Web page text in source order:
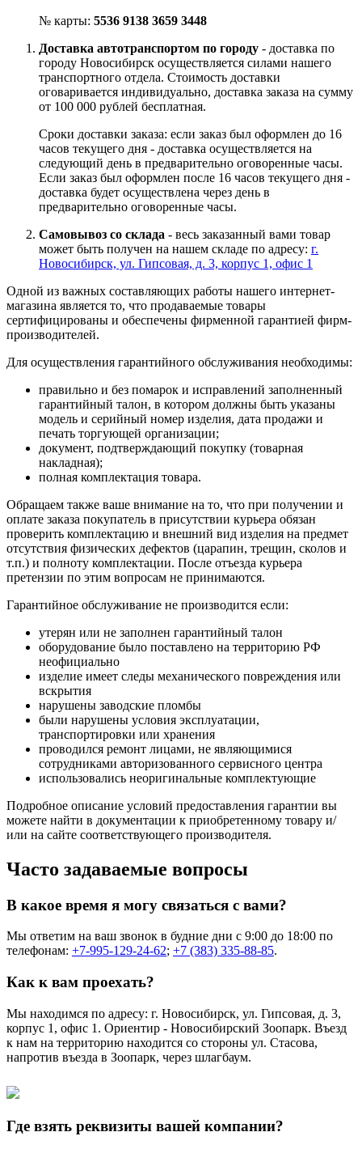
№ карты: 5536 9138 3659 3448
Доставка автотранспортом по городу - доставка по
городу Новосибирск осуществляется силами нашего
транспортного отдела. Стоимость доставки
оговаривается индивидуально, доставка заказа на сумму
от 100 000 рублей бесплатная.
Сроки доставки заказа: если заказ был оформлен до 16
часов текущего дня - доставка осуществляется на
следующий день в предварительно оговоренные часы.
Если заказ был оформлен после 16 часов текущего дня -
доставка будет осуществлена через день в
предварительно оговоренные часы.
Самовывоз со склада - весь заказанный вами товар
может быть получен на нашем складе по адресу: г.
Новосибирск, ул. Гипсовая, д. 3, корпус 1, офис 1
Одной из важных составляющих работы нашего интернет-
магазина является то, что продаваемые товары
сертифицированы и обеспечены фирменной гарантией фирм-
производителей.
Для осуществления гарантийного обслуживания необходимы:
правильно и без помарок и исправлений заполненный
гарантийный талон, в котором должны быть указаны
модель и серийный номер изделия, дата продажи и
печать торгующей организации;
документ, подтверждающий покупку (товарная
накладная);
полная комплектация товара.
Обращаем также ваше внимание на то, что при получении и
оплате заказа покупатель в присутствии курьера обязан
проверить комплектацию и внешний вид изделия на предмет
отсутствия физических дефектов (царапин, трещин, сколов и
т.п.) и полноту комплектации. После отъезда курьера
претензии по этим вопросам не принимаются.
Гарантийное обслуживание не производится если:
утерян или не заполнен гарантийный талон
оборудование было поставлено на территорию РФ
неофициально
изделие имеет следы механического повреждения или
вскрытия
нарушены заводские пломбы
были нарушены условия эксплуатации,
транспортировки или хранения
проводился ремонт лицами, не являющимися
сотрудниками авторизованного сервисного центра
использовались неоригинальные комплектующие
Подробное описание условий предоставления гарантии вы
можете найти в документации к приобретенному товару и/
или на сайте соответствующего производителя.
Часто задаваемые вопросы
В какое время я могу связаться с вами?
Мы ответим на ваш звонок в будние дни с 9:00 до 18:00 по
телефонам: +7-995-129-24-62; +7 (383) 335-88-85.
Как к вам проехать?
Мы находимся по адресу: г. Новосибирск, ул. Гипсовая, д. 3,
корпус 1, офис 1. Ориентир - Новосибирский Зоопарк. Въезд
к нам на территорию находится со стороны ул. Стасова,
напротив въезда в Зоопарк, через шлагбаум.
Где взять реквизиты вашей компании?